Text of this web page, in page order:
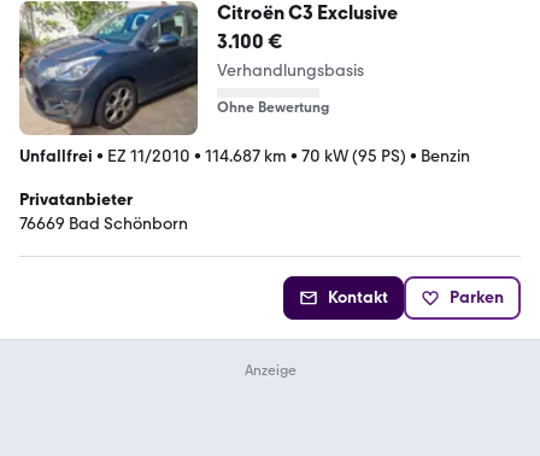
Citroën C3 Exclusive
3.100 €
Verhandlungsbasis
Ohne Bewertung
Unfallfrei • EZ 11/2010 • 114.687 km • 70 kW (95 PS) • Benzin
Privatanbieter
76669 Bad Schönborn
Kontakt Parken